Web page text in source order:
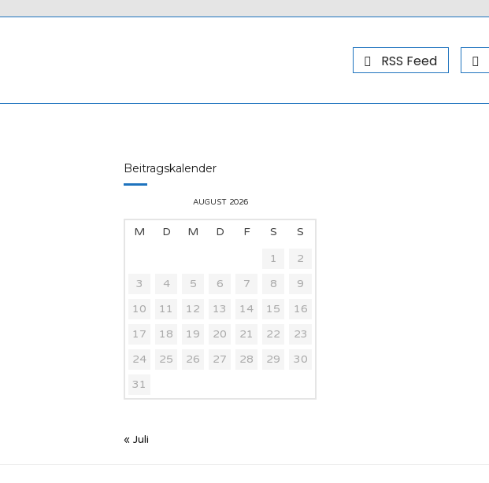
RSS Feed
Beitragskalender
AUGUST 2026
M D M D F S
S
1
2
3
4 5 6 7 8
9
10
11 12 13 14 15
16
17
18 19 20 21 22
23
24
25 26 27 28 29
30
31
« Juli